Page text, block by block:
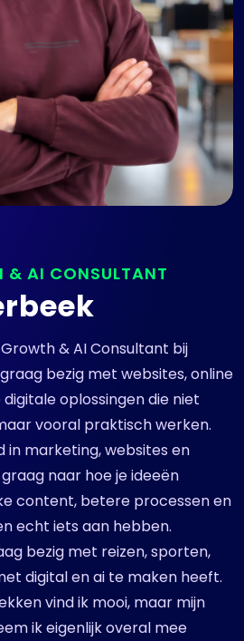
& AI CONSULTANT
& AI Consultant bij
bezig met websites, online
oplossingen die niet
vooral praktisch werken.
in marketing, websites en
naar hoe je ideeën
content, betere processen en
echt iets aan hebben.
bezig met reizen, sporten,
digital en ai te maken heeft.
vind ik mooi, maar mijn
ik eigenlijk overal mee